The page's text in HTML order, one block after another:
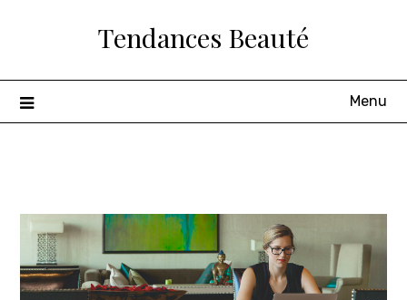
Tendances Beauté
Menu